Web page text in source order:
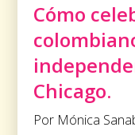
Cómo
Chicago.
Por Mónica